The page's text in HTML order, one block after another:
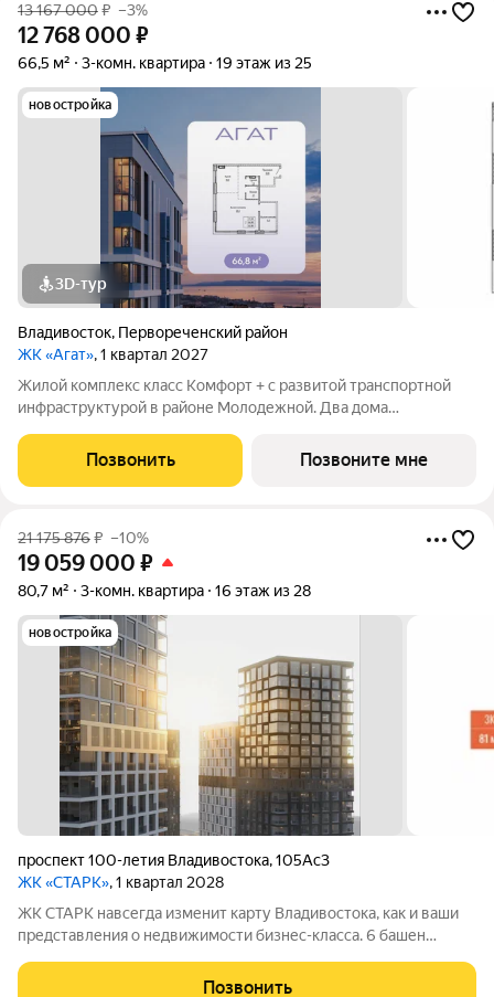
13 167 000₽ –3%
12 768 000 ₽
66,5 м² 3-комн. квартира 19 этаж из 25
новостройка
3D-тур
Владивосток, Первореченский район
ЖК «Агат», 1 квартал 2027
Жилой комплекс класс Комфорт + с развитой транспортной
инфраструктурой в районе Молодежной. Два дома
сад, современная детская и спортивная площадки, двор без
машин. Видовая с панорамным видом на
Позвонить Позвоните мне
21 175 876₽ –10%
19 059 000 ₽
80,7 м² 3-комн. квартира 16 этаж из 28
новостройка
проспект 100-летия Владивостока,105Ас3
ЖК «СТАРК», 1 квартал 2028
ЖК СТАРК навсегда изменит карту Владивостока, как и ваши
представления о недвижимости бизнес-класса. 6 башен
исторически значимом районе Второй речки. Вас ждёт
Позвонить